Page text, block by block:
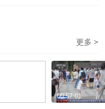
更多 >
00:57:01